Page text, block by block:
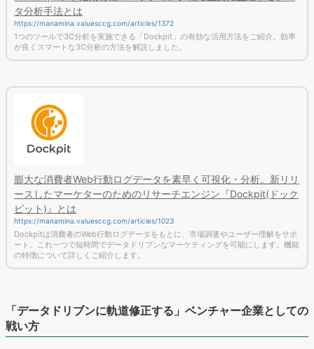
タ分析手法とは
https://manamina.valuesccg.com/articles/1372
1つのツールで3C分析を実施できる「Dockpit」の有効な活用方法をご紹介。効率
が良くスマートな3C分析の方法を解説しました。
膨大な消費者Web行動ログデータを素早く可視化・分析。新リリ
ースしたマーケターのためのリサーチエンジン『Dockpit(ドック
ピット)』とは
https://manamina.valuesccg.com/articles/1023
Dockpitは消費者のWeb行動ログデータをもとに、市場調査やユーザー理解をサポ
ート。これ一つで短時間でデータドリブンなマーケティングを可能にします。機能
の特徴について詳しくご紹介します。
「データドリブンに軌道修正する」ベンチャー企業としての
戦い方